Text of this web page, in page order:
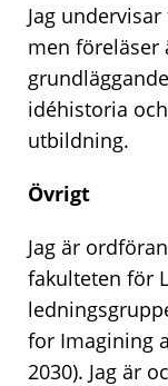
Jag
men föreläser
idéhistoria
utbildning.
Övrigt
Jag är
fakulteten för
for Imagining
2030). Jag är